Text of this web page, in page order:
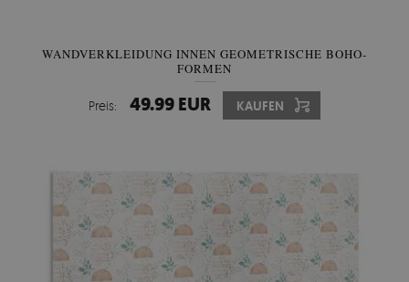
WANDVERKLEIDUNG INNEN GEOMETRISCHE BOHO-
FORMEN
Preis: 49.99 EUR KAUFEN